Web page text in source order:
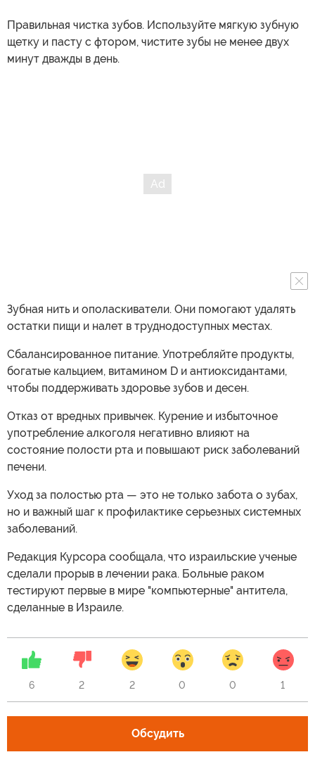
Правильная чистка зубов. Используйте мягкую зубную
щетку и пасту с фтором, чистите зубы не менее двух
минут дважды в день.
Зубная нить и ополаскиватели. Они помогают удалять
остатки пищи и налет в труднодоступных местах.
Сбалансированное питание. Употребляйте продукты,
богатые кальцием, витамином D и антиоксидантами,
чтобы поддерживать здоровье зубов и десен.
Отказ от вредных привычек. Курение и избыточное
употребление алкоголя негативно влияют на
состояние полости рта и повышают риск заболеваний
печени.
Уход за полостью рта — это не только забота о зубах,
но и важный шаг к профилактике серьезных системных
заболеваний.
Редакция Курсора сообщала, что израильские ученые
сделали прорыв в лечении рака. Больные раком
тестируют первые в мире "компьютерные" антитела,
сделанные в Израиле.
6 2 2 0 0 1
Обсудить